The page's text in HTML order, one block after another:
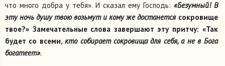
что много добра у тебя». И сказал ему Господь: «Безумный! В
эту ночь душу твою возьмут и кому же достанетсясокровище
твое?» Замечательные слова завершают эту притчу: «Так
будет со всеми,кто собирает сокровища для себя, а не в Бога
богатеет».